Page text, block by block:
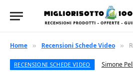
Home » Recensioni Schede Video »
RECENSIONI SCHEDE VIDEO Simone